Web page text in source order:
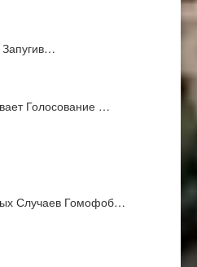
Голосование …
Случаев Гомофоб…